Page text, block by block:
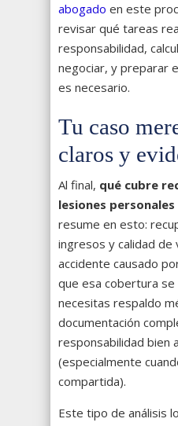
abogado en este
revisar qué tareas
responsabilidad,
negociar, y preparar
es necesario.
Tu caso
claros y
Al final, qué cubre
lesiones personales
resume en esto:
ingresos y calidad
accidente causado
que esa cobertura se
necesitas respaldo
documentación
responsabilidad bien
(especialmente
compartida).
Este tipo de análisis